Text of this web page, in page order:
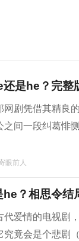
是he？完整
网剧凭借其精
间一段纠葛悱
眼前人
？相思令结
代爱情的电视
究竟会是个悲剧